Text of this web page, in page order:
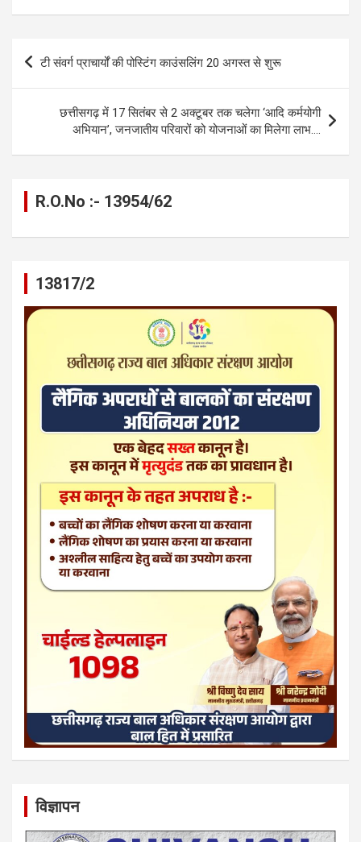
ce
b
o
o
k
se
g
er
at
s
A
p
p
e
gr
a
m
ail py
Li
n
k
ar
Post
navigation
टी संवर्ग प्राचार्यों की पोस्टिंग काउंसलिंग 20 अगस्त से शुरू
छत्तीसगढ़ में 17 सितंबर से 2 अक्टूबर तक चलेगा ‘आदि कर्मयोगी
अभियान’, जनजातीय परिवारों को योजनाओं का मिलेगा लाभ….
R.O.No :- 13954/62
13817/2
विज्ञापन